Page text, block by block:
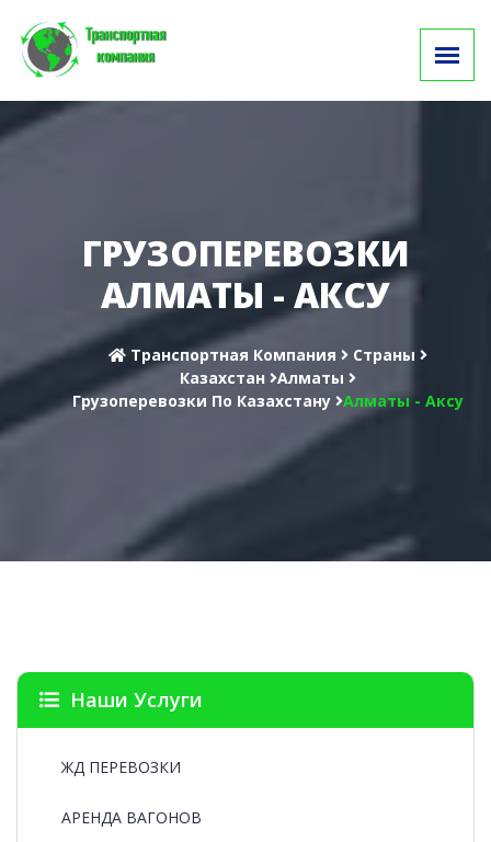
ГРУЗОПЕРЕВОЗКИ
АЛМАТЫ - АКСУ
Транспортная Компания
Cтраны
Казахстан
Алматы
Грузоперевозки По Казахстану Алматы - Аксу
Наши Услуги
ЖД ПЕРЕВОЗКИ
АРЕНДА ВАГОНОВ